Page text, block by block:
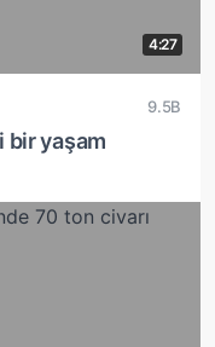
4:27
9.5B
bir yaşam